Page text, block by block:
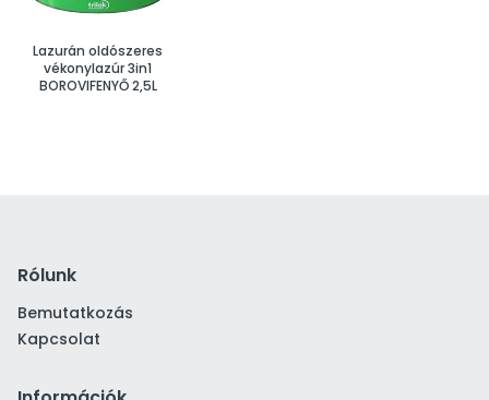
Lazurán oldószeres
vékonylazúr 3in1
BOROVIFENYŐ 2,5L
Rólunk
Bemutatkozás
Kapcsolat